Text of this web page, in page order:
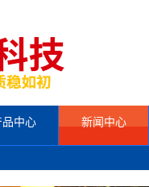
品中心 新闻中心